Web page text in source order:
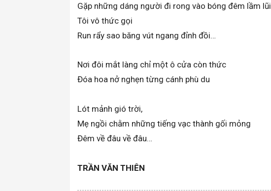
Gặp những dáng người đi rong vào bóng đêm lầm lũi
Tôi vô thức gọi
Run rẩy sao băng vút ngang đỉnh đồi…
Nơi đôi mắt làng chỉ một ô cửa còn thức
Đóa hoa nở nghẹn từng cánh phù du
Lót mảnh gió trời,
Mẹ ngồi chằm những tiếng vạc thành gối mỏng
Đêm về đâu về đâu…
TRẦN VĂN THIÊN